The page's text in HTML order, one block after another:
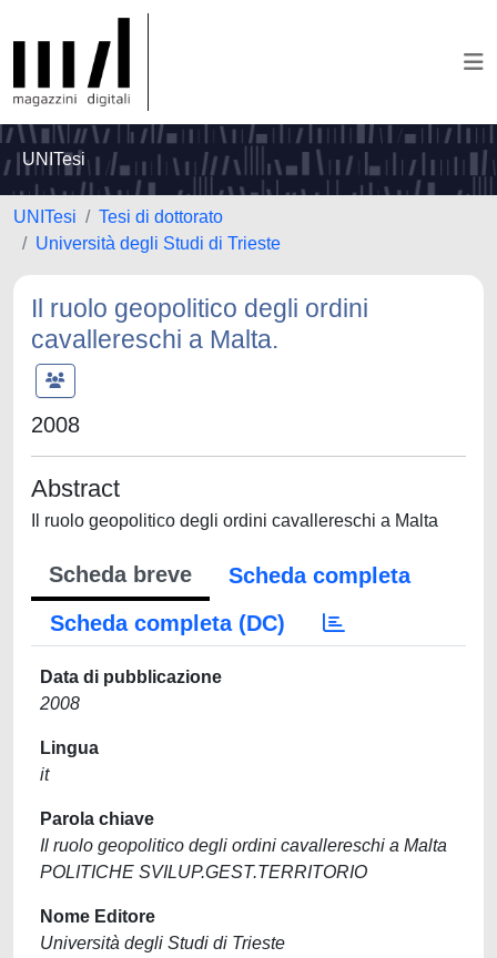
UNITesi
UNITesi
Tesi di dottorato
Università degli Studi di Trieste
Il ruolo geopolitico degli ordini
cavallereschi a Malta.
2008
Abstract
Il ruolo geopolitico degli ordini cavallereschi a Malta
Scheda breve
Scheda completa
Scheda completa (DC)
Data di pubblicazione
2008
Lingua
it
Parola chiave
Il ruolo geopolitico degli ordini cavallereschi a Malta
POLITICHE SVILUP.GEST.TERRITORIO
Nome Editore
Università degli Studi di Trieste